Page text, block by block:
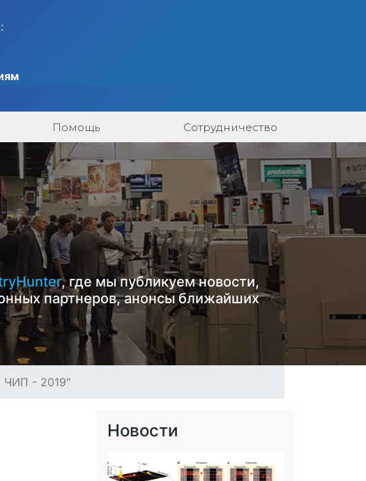
Помощь Сотрудничество
, где мы публикуем новости,
партнеров, анонсы ближайших
- 2019"
Новости